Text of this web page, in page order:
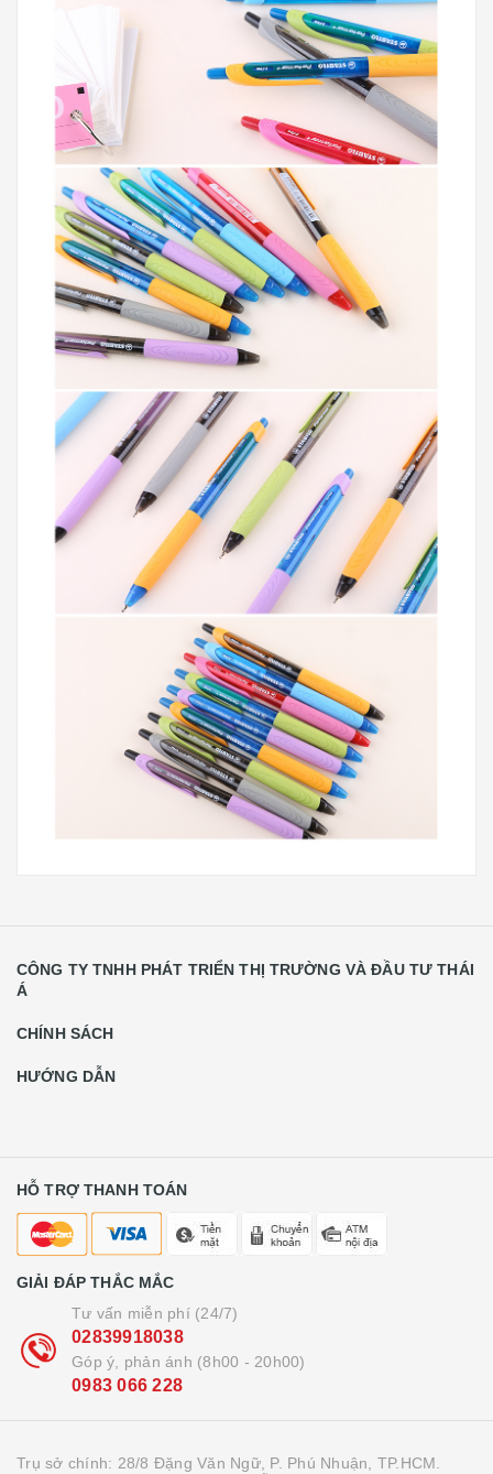
CÔNG TY TNHH PHÁT TRIỂN THỊ TRƯỜNG VÀ ĐẦU TƯ THÁI
Á
CHÍNH SÁCH
HƯỚNG DẪN
HỖ TRỢ THANH TOÁN
GIẢI ĐÁP THẮC MẮC
Tư vấn miễn phí (24/7)
02839918038
Góp ý, phản ánh (8h00 - 20h00)
0983 066 228
Trụ sở chính: 28/8 Đặng Văn Ngữ, P. Phú Nhuận, TP.HCM.